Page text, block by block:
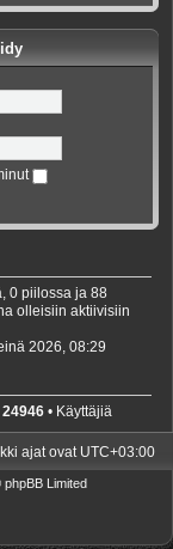
0 piilossa ja 88
olleisiin aktiivisiin
2026, 08:29
24946 • Käyttäjiä
ajat ovat UTC+03:00
Limited